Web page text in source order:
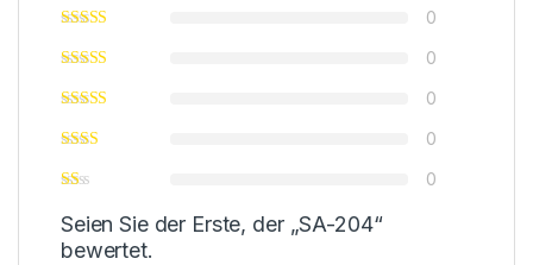
0
0
0
0
0
Seien Sie der Erste, der „SA-204“
bewertet.